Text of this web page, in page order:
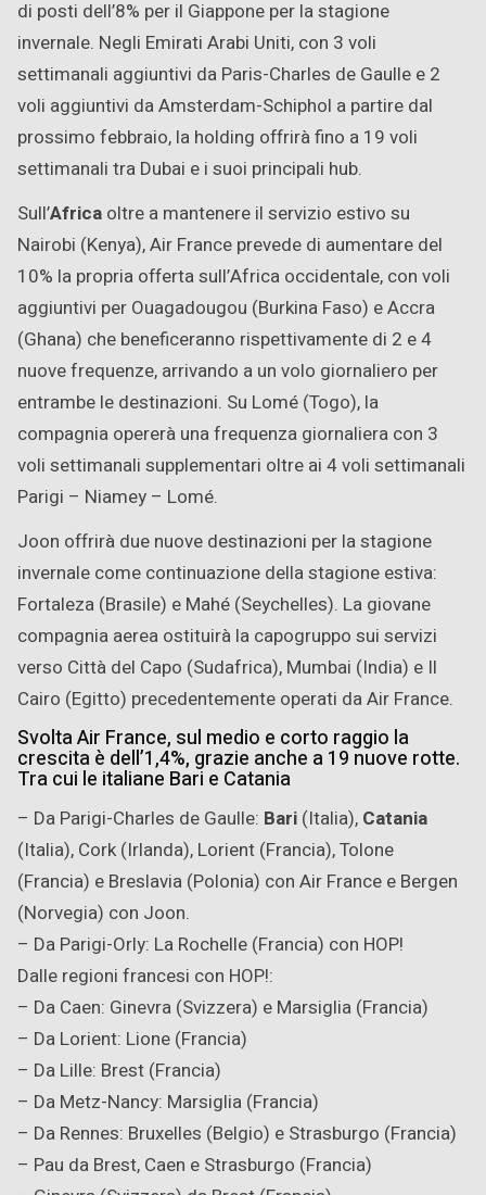
di posti dell’8% per il Giappone per la stagione
invernale. Negli Emirati Arabi Uniti, con 3 voli
settimanali aggiuntivi da Paris-Charles de Gaulle e 2
voli aggiuntivi da Amsterdam-Schiphol a partire dal
prossimo febbraio, la holding offrirà fino a 19 voli
settimanali tra Dubai e i suoi principali hub.
Sull’Africa oltre a mantenere il servizio estivo su
Nairobi (Kenya), Air France prevede di aumentare del
10% la propria offerta sull’Africa occidentale, con voli
aggiuntivi per Ouagadougou (Burkina Faso) e Accra
(Ghana) che beneficeranno rispettivamente di 2 e 4
nuove frequenze, arrivando a un volo giornaliero per
entrambe le destinazioni. Su Lomé (Togo), la
compagnia opererà una frequenza giornaliera con 3
voli settimanali supplementari oltre ai 4 voli settimanali
Parigi – Niamey – Lomé.
Joon offrirà due nuove destinazioni per la stagione
invernale come continuazione della stagione estiva:
Fortaleza (Brasile) e Mahé (Seychelles). La giovane
compagnia aerea ostituirà la capogruppo sui servizi
verso Città del Capo (Sudafrica), Mumbai (India) e Il
Cairo (Egitto) precedentemente operati da Air France.
Svolta Air France, sul medio e corto raggio la
crescita è dell’1,4%, grazie anche a 19 nuove rotte.
Tra cui le italiane Bari e Catania
– Da Parigi-Charles de Gaulle: Bari (Italia), Catania
(Italia), Cork (Irlanda), Lorient (Francia), Tolone
(Francia) e Breslavia (Polonia) con Air France e Bergen
(Norvegia) con Joon.
– Da Parigi-Orly: La Rochelle (Francia) con HOP!
Dalle regioni francesi con HOP!:
– Da Caen: Ginevra (Svizzera) e Marsiglia (Francia)
– Da Lorient: Lione (Francia)
– Da Lille: Brest (Francia)
– Da Metz-Nancy: Marsiglia (Francia)
– Da Rennes: Bruxelles (Belgio) e Strasburgo (Francia)
– Pau da Brest, Caen e Strasburgo (Francia)